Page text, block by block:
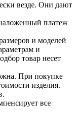
везде. Они дают
платеж
и моделей
и
товар несет
При покупке
изделия.
все